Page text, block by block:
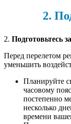
2.
2. Подготовьтесь
Перед перелетом
уменьшить
Планируйте
часовому
постепенно
несколько
времени